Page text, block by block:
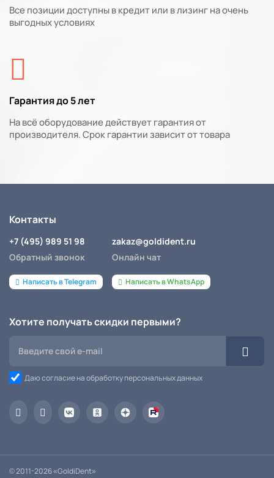
Все позиции доступны в кредит или в лизинг на очень
выгодных условиях
Гарантия до 5 лет
На всё оборудование действует гарантия от
производителя. Срок гарантии зависит от товара
Контакты
+7 (495) 989 51 98
Обратный звонок
Написать в Telegram
zakaz@goldident.ru
Онлайн чат
Написать в WhatsApp
Хотите получать скидки первыми?
Даю согласие на обработку персональных данных
© 2011-2026 «GoldiDent»